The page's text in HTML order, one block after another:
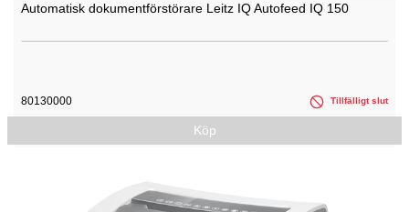
Automatisk dokumentförstörare Leitz IQ Autofeed IQ 150
80130000 Tillfälligt slut
Köp